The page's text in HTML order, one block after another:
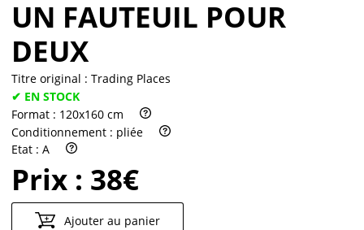
UN FAUTEUIL POUR
DEUX
Titre original : Trading Places
✔ EN STOCK
Format : 120x160 cm
Conditionnement : pliée
Etat : A
Prix : 38€
Ajouter au panier